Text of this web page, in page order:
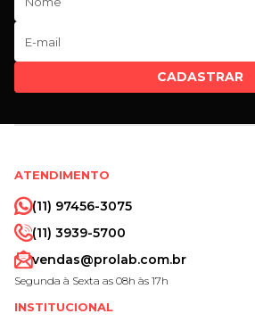
CADASTRAR
ATENDIMENTO
(11) 97456-3075
(11) 3939-5700
vendas@prolab.com.br
Segunda à Sexta as 08h às 17h
INSTITUCIONAL